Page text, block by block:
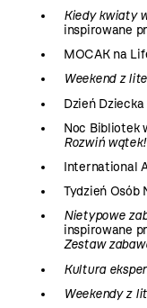
Kiedy kwiaty
inspirowane
MOCAK na
Weekend z
Dzień
Noc Bibliotek
Rozwiń
International
Tydzień Osób
Nietypowe
inspirowane
Zestaw
Kultura
Weekendy z